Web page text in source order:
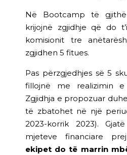
Në Bootcamp të
krijojnë zgjidhje që do
komisionit tre
zgjidhen 5 fitues.
Pas përzgjedhjes së 5
fillojnë me realizimin e
Zgjidhja e propozuar
të zbatohet në një
2023-korrik 2023).
mjeteve financiare
ekipet do të marrin